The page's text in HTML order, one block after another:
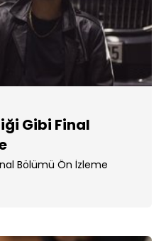
Gibi Final
Bölümü Ön İzleme